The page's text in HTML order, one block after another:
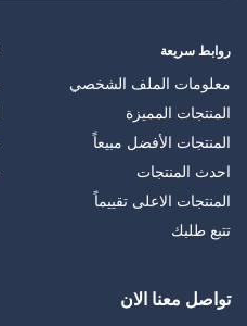
روابط سريعة
معلومات الملف الشخصي
المنتجات المميزة
المنتجات الأفضل مبيعاً
احدث المنتجات
المنتجات الاعلى تقييماً
تتبع طلبك
تواصل معنا الان